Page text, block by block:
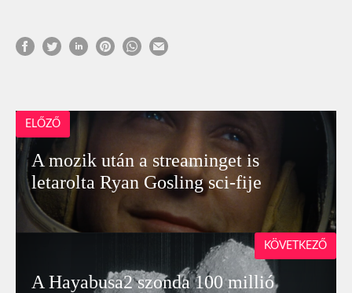
ELŐZŐ
A mozik után a streaminget is
letarolta Ryan Gosling sci-fije
A Hayabusa2 szonda 100 millió
KÖVETKEZŐ